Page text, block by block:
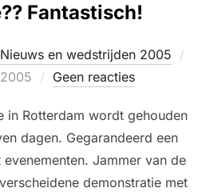
Fantastisch!
Nieuws en wedstrijden 2005
Geen reacties
in Rotterdam wordt gehouden
dagen. Gegarandeerd een
Jammer van de
demonstratie met